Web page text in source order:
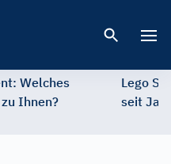
Welches
Ihnen?
Lego
seit